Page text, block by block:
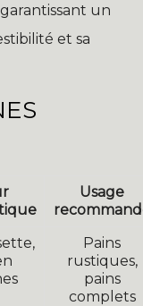
un
et sa
Usage
Pains
rustiques,
pains
complets